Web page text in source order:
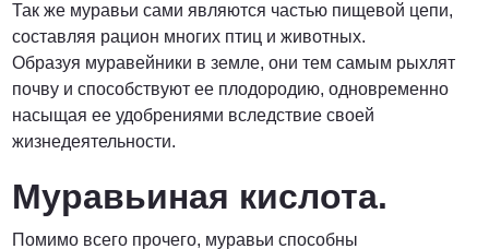
Так же муравьи сами являются частью пищевой цепи,
составляя рацион многих птиц и животных.
Образуя муравейники в земле, они тем самым рыхлят
почву и способствуют ее плодородию, одновременно
насыщая ее удобрениями вследствие своей
жизнедеятельности.
Муравьиная кислота.
Помимо всего прочего, муравьи способны